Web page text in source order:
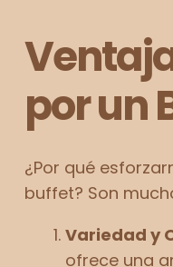
por un
¿Por qué
buffet? Son
Variedad y
ofrece una